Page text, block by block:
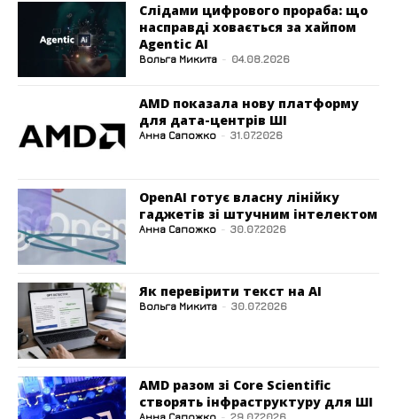
Слідами цифрового прораба: що
насправді ховається за хайпом
Agentic AI
Вольга Микита - 04.08.2026
AMD показала нову платформу
для дата-центрів ШІ
Анна Сапожко - 31.07.2026
OpenAI готує власну лінійку
гаджетів зі штучним інтелектом
Анна Сапожко - 30.07.2026
Як перевірити текст на AI
Вольга Микита - 30.07.2026
AMD разом зі Core Scientific
створять інфраструктуру для ШІ
Анна Сапожко - 29.07.2026